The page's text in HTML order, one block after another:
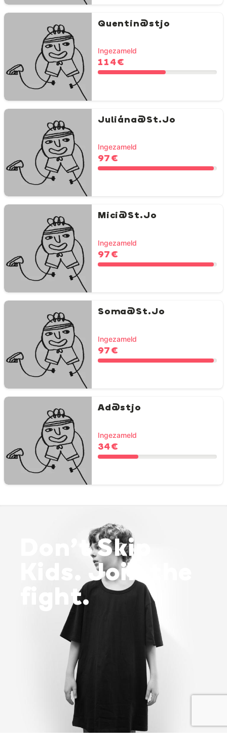
Quentin@stjo
Ingezameld
114 €
Juliána@St.Jo
Ingezameld
97 €
Mici@St.Jo
Ingezameld
97 €
Soma@St.Jo
Ingezameld
97 €
Ad@stjo
Ingezameld
34 €
Don’t Skip
Kids. Join the
fight.